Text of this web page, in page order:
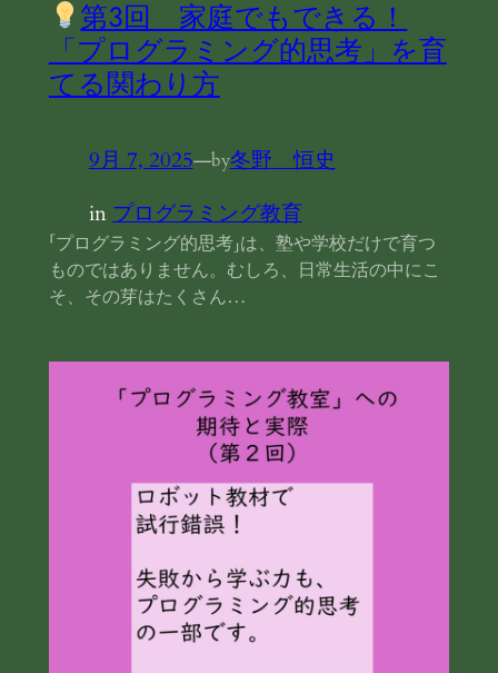
第3回 家庭でもできる！
「プログラミング的思考」を育
てる関わり方
9月 7, 2025—by冬野 恒史
in プログラミング教育
「プログラミング的思考」は、塾や学校だけで育つ
ものではありません。むしろ、日常生活の中にこ
そ、その芽はたくさん…